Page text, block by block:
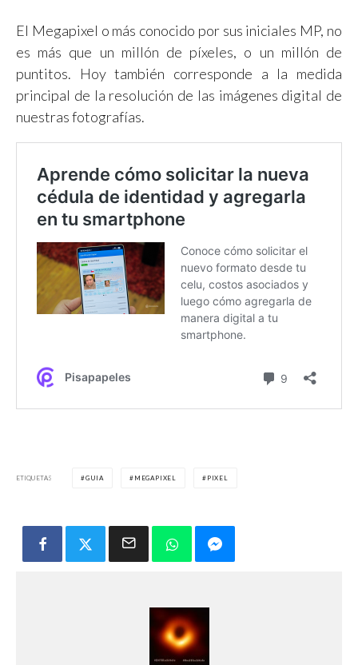
El Megapixel o más conocido por sus iniciales MP, no
es más que un millón de píxeles, o un millón de
puntitos. Hoy también corresponde a la medida
principal de la resolución de las imágenes digital de
nuestras fotografías.
ETIQUETAS GUIA MEGAPIXEL PIXEL